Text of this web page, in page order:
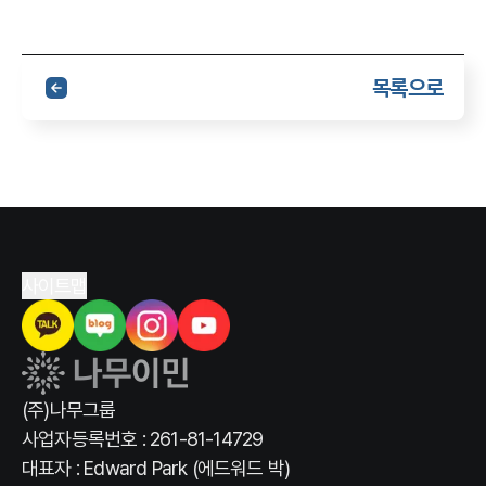
목록으로
(주)나무그룹
사업자등록번호 : 261-81-14729
대표자 : Edward Park (에드워드 박)